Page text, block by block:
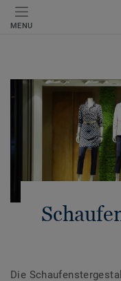
MENU
Die